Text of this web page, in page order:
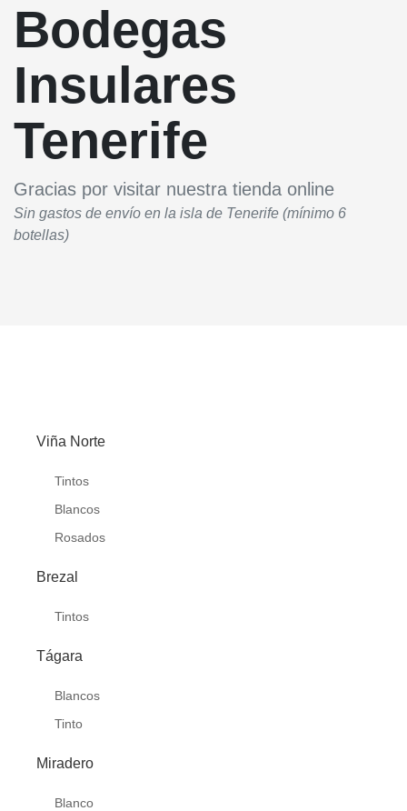
Bodegas
Insulares
Tenerife
Gracias por visitar nuestra tienda online
Sin gastos de envío en la isla de Tenerife (mínimo 6
botellas)
Viña Norte
Tintos
Blancos
Rosados
Brezal
Tintos
Tágara
Blancos
Tinto
Miradero
Blanco